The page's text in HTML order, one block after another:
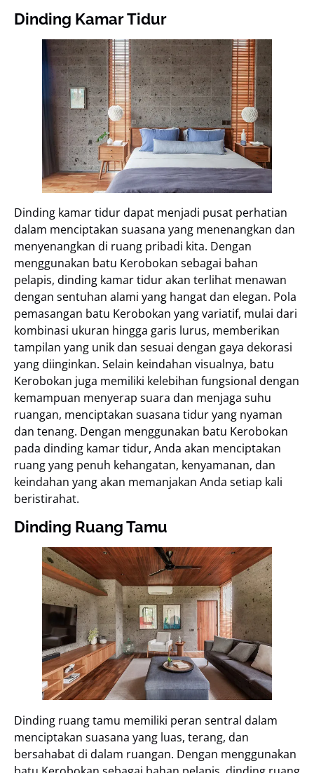
Dinding Kamar Tidur
Dinding kamar tidur dapat menjadi pusat perhatian
dalam menciptakan suasana yang menenangkan dan
menyenangkan di ruang pribadi kita. Dengan
menggunakan batu Kerobokan sebagai bahan
pelapis, dinding kamar tidur akan terlihat menawan
dengan sentuhan alami yang hangat dan elegan. Pola
pemasangan batu Kerobokan yang variatif, mulai dari
kombinasi ukuran hingga garis lurus, memberikan
tampilan yang unik dan sesuai dengan gaya dekorasi
yang diinginkan. Selain keindahan visualnya, batu
Kerobokan juga memiliki kelebihan fungsional dengan
kemampuan menyerap suara dan menjaga suhu
ruangan, menciptakan suasana tidur yang nyaman
dan tenang. Dengan menggunakan batu Kerobokan
pada dinding kamar tidur, Anda akan menciptakan
ruang yang penuh kehangatan, kenyamanan, dan
keindahan yang akan memanjakan Anda setiap kali
beristirahat.
Dinding Ruang Tamu
Dinding ruang tamu memiliki peran sentral dalam
menciptakan suasana yang luas, terang, dan
bersahabat di dalam ruangan. Dengan menggunakan